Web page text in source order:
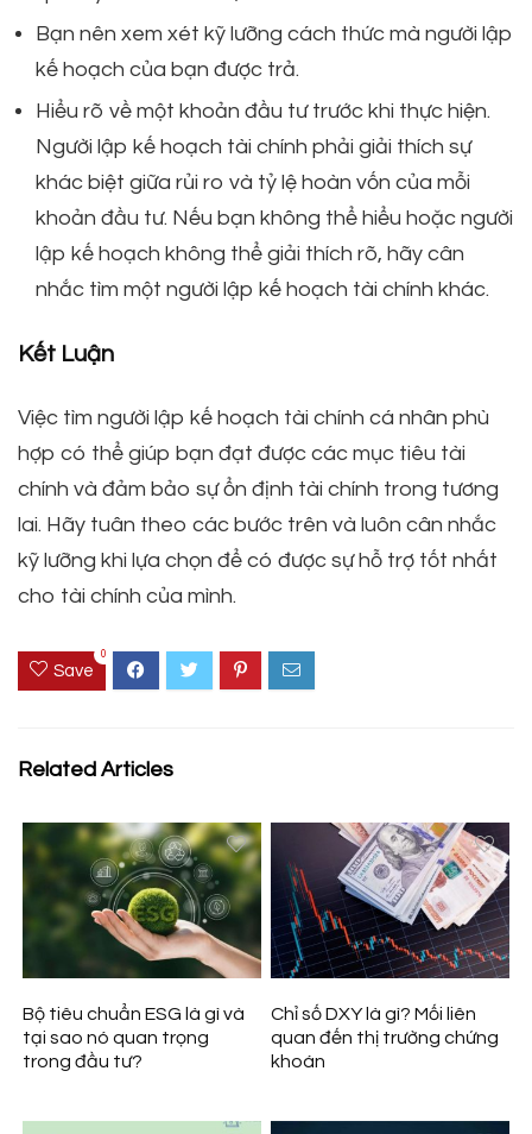
Bạn nên xem xét kỹ lưỡng cách thức mà người lập
kế hoạch của bạn được trả.
Hiểu rõ về một khoản đầu tư trước khi thực hiện.
Người lập kế hoạch tài chính phải giải thích sự
khác biệt giữa rủi ro và tỷ lệ hoàn vốn của mỗi
khoản đầu tư. Nếu bạn không thể hiểu hoặc người
lập kế hoạch không thể giải thích rõ, hãy cân
nhắc tìm một người lập kế hoạch tài chính khác.
Kết Luận
Việc tìm người lập kế hoạch tài chính cá nhân phù
hợp có thể giúp bạn đạt được các mục tiêu tài
chính và đảm bảo sự ổn định tài chính trong tương
lai. Hãy tuân theo các bước trên và luôn cân nhắc
kỹ lưỡng khi lựa chọn để có được sự hỗ trợ tốt nhất
cho tài chính của mình.
Save
0
Related Articles
Bộ tiêu chuẩn ESG là gì và
tại sao nó quan trọng
trong đầu tư?
Chỉ số DXY là gì? Mối liên
quan đến thị trường chứng
khoán